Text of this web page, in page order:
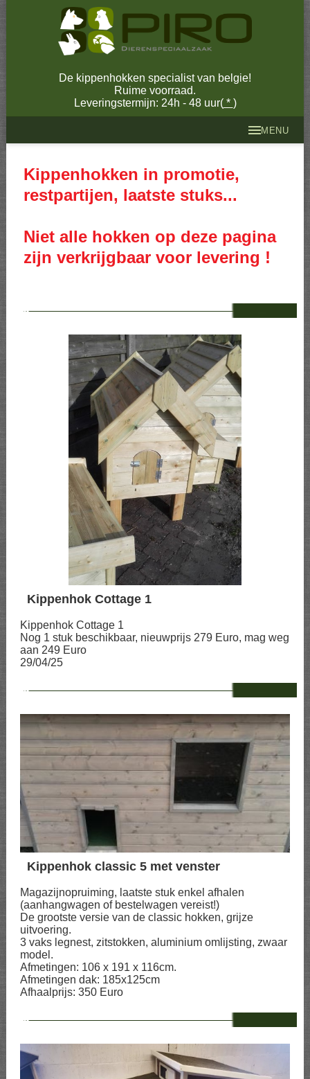
De kippenhokken specialist van belgie!
Ruime voorraad.
Leveringstermijn: 24h - 48 uur(* )
MENU
Kippenhokken in promotie,
restpartijen, laatste stuks...
Niet alle hokken op deze pagina
zijn verkrijgbaar voor levering !
--
Kippenhok Cottage 1
Kippenhok Cottage 1
Nog 1 stuk beschikbaar, nieuwprijs 279 Euro, mag weg
aan 249 Euro
29/04/25
--
Kippenhok classic 5 met venster
Magazijnopruiming, laatste stuk enkel afhalen
(aanhangwagen of bestelwagen vereist!)
De grootste versie van de classic hokken, grijze
uitvoering.
3 vaks legnest, zitstokken, aluminium omlijsting, zwaar
model.
Afmetingen: 106 x 191 x 116cm.
Afmetingen dak: 185x125cm
Afhaalprijs: 350 Euro
--